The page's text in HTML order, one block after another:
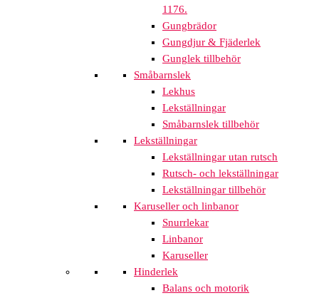
1176.
Gungbrädor
Gungdjur & Fjäderlek
Gunglek tillbehör
Småbarnslek
Lekhus
Lekställningar
Småbarnslek tillbehör
Lekställningar
Lekställningar utan rutsch
Rutsch- och lekställningar
Lekställningar tillbehör
Karuseller och linbanor
Snurrlekar
Linbanor
Karuseller
Hinderlek
Balans och motorik